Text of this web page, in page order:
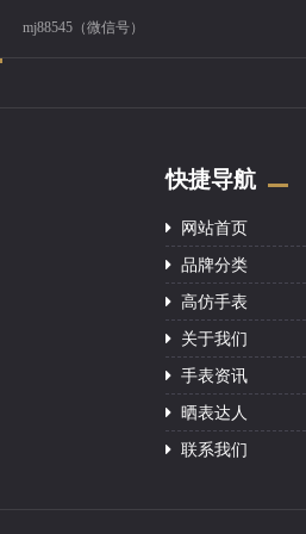
mj88545（微信号）
快捷导航
网站首页
品牌分类
高仿手表
关于我们
手表资讯
晒表达人
联系我们